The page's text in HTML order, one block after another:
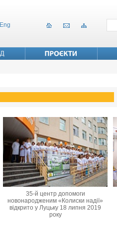
Eng
35-й центр допомоги
новонародженим «Колиски надії»
відкрито у Луцьку 18 липня 2019
року